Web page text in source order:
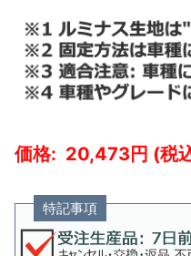
20,473
特記事項